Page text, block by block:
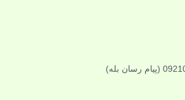
رسان بله)